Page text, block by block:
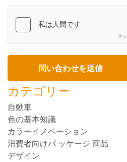
カテゴリー
自動車
色の基本知識
カラーイノベーション
消費者向けパ ッケージ 商品
デザイン